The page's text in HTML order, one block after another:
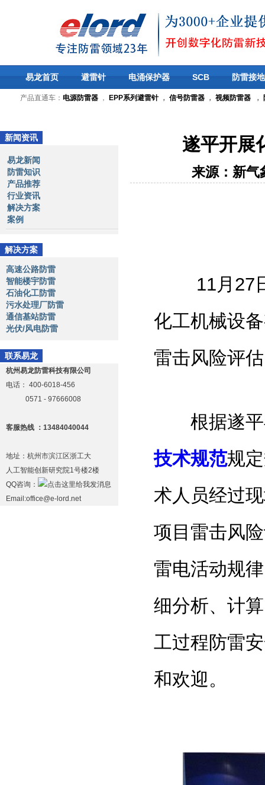
易龙首页 避雷针 电涌保护器 SCB 防雷接地
产品直通车： 电源防雷器 ， EPP系列避雷针， 信号防雷器 ， 视频防雷器 ，
新闻资讯
易龙新闻
防雷知识
产品推荐
行业资讯
解决方案
案例
解决方案
高速公路防雷
智能楼宇防雷
石油化工防雷
污水处理厂防雷
通信基站防雷
光伏/风电防雷
联系易龙
杭州易龙防雷科技有限公司
电话： 400-6018-456
0571 - 97666008
客服热线 ：13484040044
地址：杭州市滨江区浙工大
人工智能创新研究院1号楼2楼
QQ咨询：
Email:office@e-lord.net
遂平开展
来源：新气
11月27日
化工机械设
雷击风险评
根据遂平
技术规范规
术人员经过
项目雷击风
雷电活动规
细分析、计
工过程防雷
和欢迎。